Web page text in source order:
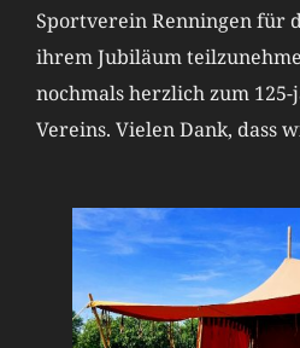
Sportverein Renningen für
ihrem Jubiläum
nochmals herzlich zum
Vereins. Vielen Dank, dass